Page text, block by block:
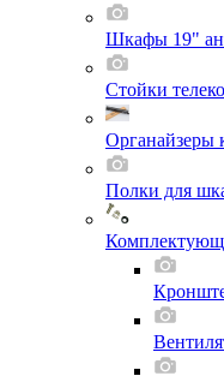
Шкафы 19"
Стойки
Органайзеры
Полки для